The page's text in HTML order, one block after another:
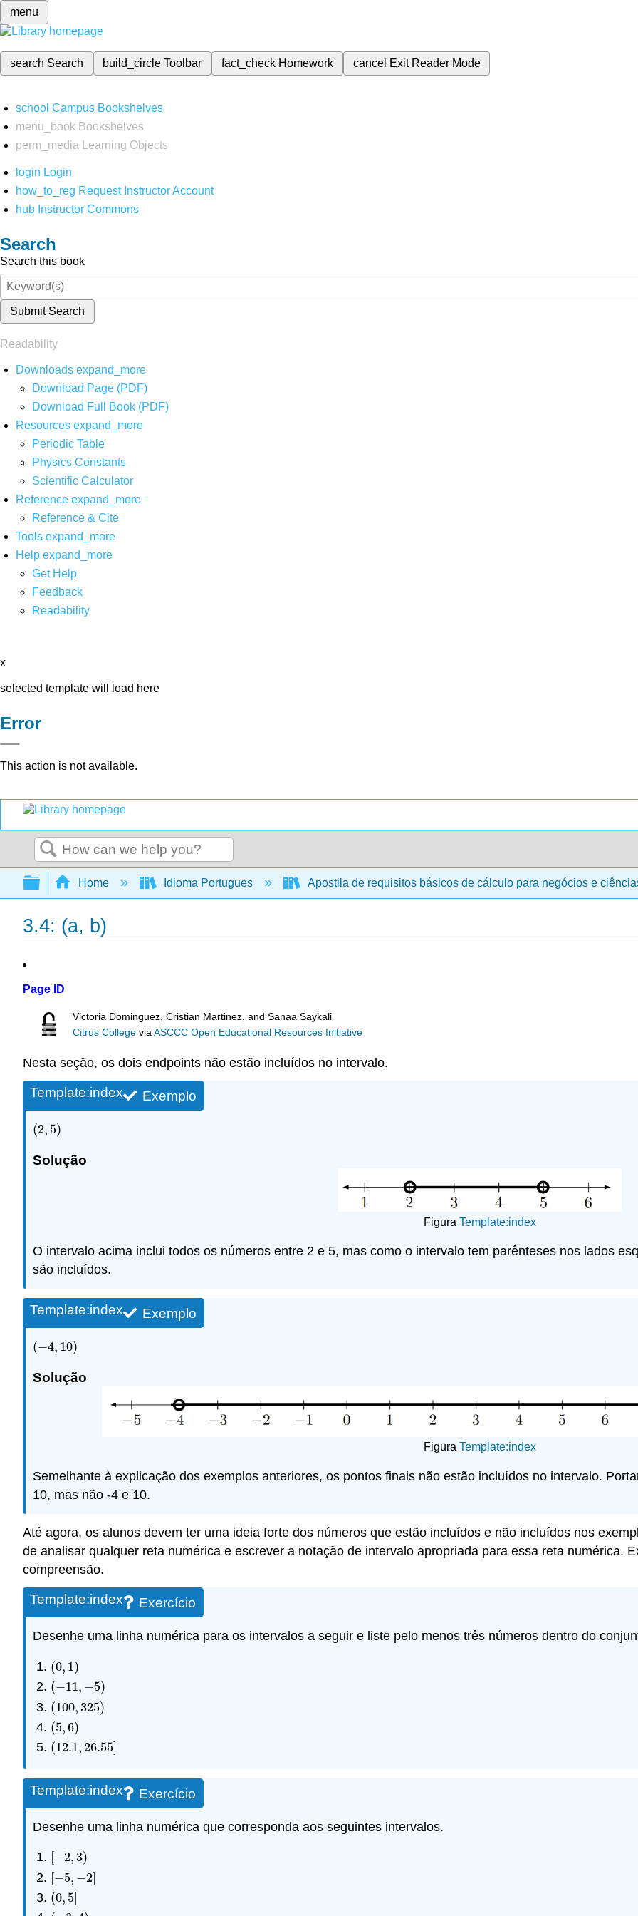
menu
search Search build_circleToolbar fact_check Homework cancel Exit Reader Mode
school Campus Bookshelves
menu_book Bookshelves
perm_media
Learning Objects
login Login
how_to_reg Request Instructor Account
hub Instructor Commons
Search
Search this book
Submit Search
Readability
Downloads expand_more
Download Page (PDF)
Download Full Book (PDF)
Resources expand_more
Periodic Table
Physics Constants
Scientific Calculator
Reference expand_more
Reference & Cite
Tools expand_more
Help expand_more
Get Help
Feedback
Readability
x
selected template will load here
Error
This action is not available.
Search
Expand/collapse global hierarchy
Home Idioma Portugues Apostila de requisitos básicos de cálculo para negócios e
3.4: (a, b)
Page ID
Victoria Dominguez, Cristian Martinez, and Sanaa Saykali
Citrus College viaASCCC Open Educational Resources Initiative
Nesta seção, os dois endpoints não estão incluídos no intervalo.
Exemplo
Template:index
(2, 5)
(2, 5)
Solução
Figura Template:index
O intervalo acima inclui todos os números entre 2 e 5, mas como o intervalo tem parênteses nos lados
são incluídos.
Exemplo
Template:index
(−4, 10)
(−4,10)
Solução
Figura Template:index
Semelhante à explicação dos exemplos anteriores, os pontos finais não estão incluídos no intervalo.
10, mas não -4 e 10.
Até agora, os alunos devem ter uma ideia forte dos números que estão incluídos e não incluídos nos
de analisar qualquer reta numérica e escrever a notação de intervalo apropriada para essa reta numérica.
compreensão.
Exercício
Template:index
Desenhe uma linha numérica para os intervalos a seguir e liste pelo menos três números dentro do
(0, 1)
(0, 1)
(−11, −5)
(−11,−5)
(100,325)
(100, 325)
(5,6)
(5, 6)
(12.1, 26.55]
(12.1, 26.55
Exercício
Template:index
Desenhe uma linha numérica que corresponda aos seguintes intervalos.
−2,3)
−2,3)
[−5, −2]
−5,−2]
(0, 5]
(0, 5]